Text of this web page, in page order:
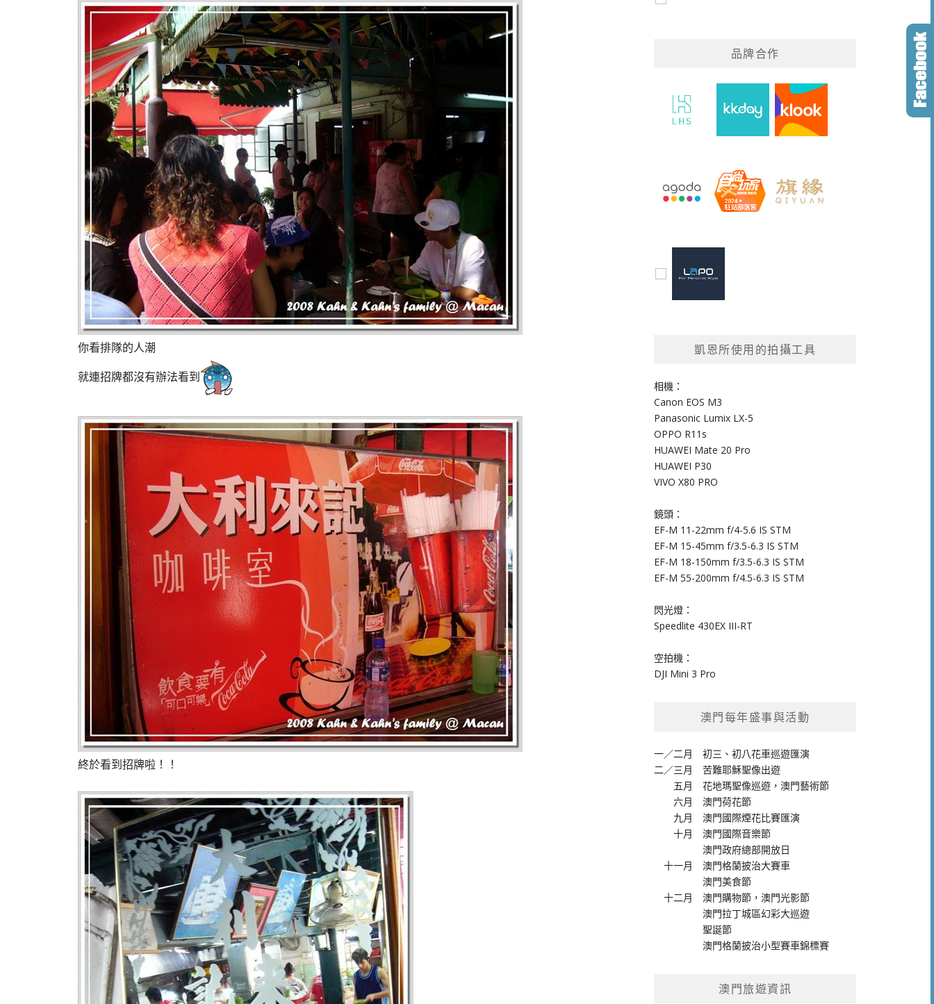
你看排隊的人潮
就連招牌都沒有辦法看到
終於看到招牌啦！！
品牌合作
凱恩所使用的拍攝工具
相機：
Canon EOS M3
Panasonic Lumix LX-5
OPPO R11s
HUAWEI Mate 20 Pro
HUAWEI P30
VIVO X80 PRO
鏡頭：
EF-M 11-22mm f/4-5.6 IS STM
EF-M 15-45mm f/3.5-6.3 IS STM
EF-M 18-150mm f/3.5-6.3 IS STM
EF-M 55-200mm f/4.5-6.3 IS STM
閃光燈：
Speedlite 430EX III-RT
空拍機：
DJI Mini 3 Pro
澳門每年盛事與活動
一／二月初三、初八花車巡遊匯演
二／三月苦難耶穌聖像出遊
五月花地瑪聖像巡遊 ，澳門藝術節
六月澳門荷花節
九月澳門國際煙花比賽匯演
十月澳門國際音樂節
澳門政府總部開放日
十一月澳門格蘭披治大賽車
澳門美食節
十二月澳門購物節 ，澳門光影節
澳門拉丁城區幻彩大巡遊
聖誕節
澳門格蘭披治小型賽車錦標賽
澳門旅遊資訊